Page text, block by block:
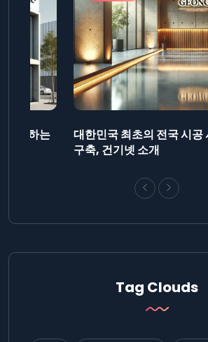
제출하는
대한민국 최초의 전국 시공
구축, 건기넷 소개
Tag Clouds